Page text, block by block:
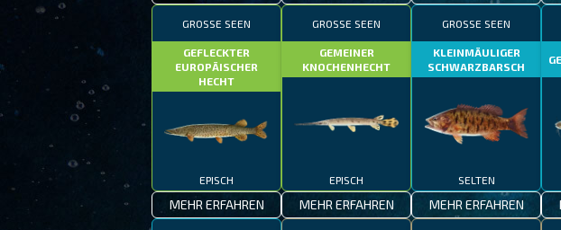
GROSSE SEEN
GEFLECKTER
EUROPÄISCHER
HECHT
EPISCH
MEHR ERFAHREN
GROSSE SEEN
GEMEINER
KNOCHENHECHT
EPISCH
MEHR ERFAHREN
GROSSE SEEN
KLEINMÄULIGER
SCHWARZBARSCH
SELTEN
MEHR ERFAHREN